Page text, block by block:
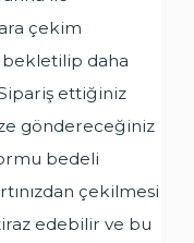
çekim
bekletilip daha
ettiğiniz
göndereceğiniz
bedeli
çekilmesi
edebilir ve bu